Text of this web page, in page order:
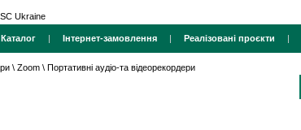
Ukraine
Каталог | Інтернет-замовлення | Реалізовані проєкти |
\ Zoom \ Портативні аудіо-та відеорекордери